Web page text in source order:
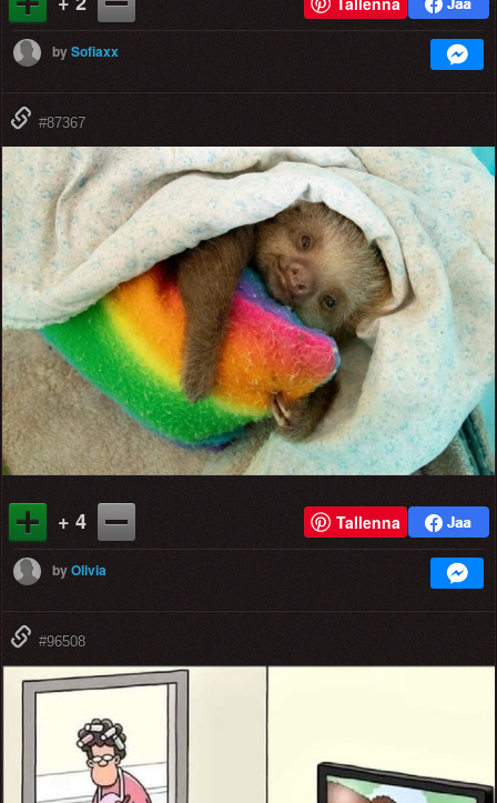
bySofiaxx
#87367
+ 4 Tallenna
byOlivia
#96508